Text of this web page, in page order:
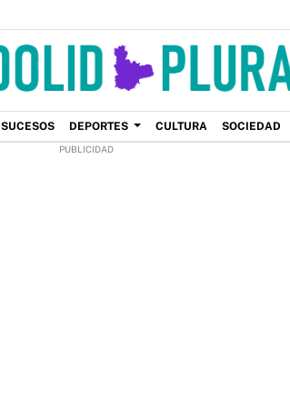
SUCESOS DEPORTES CULTURA SOCIEDAD